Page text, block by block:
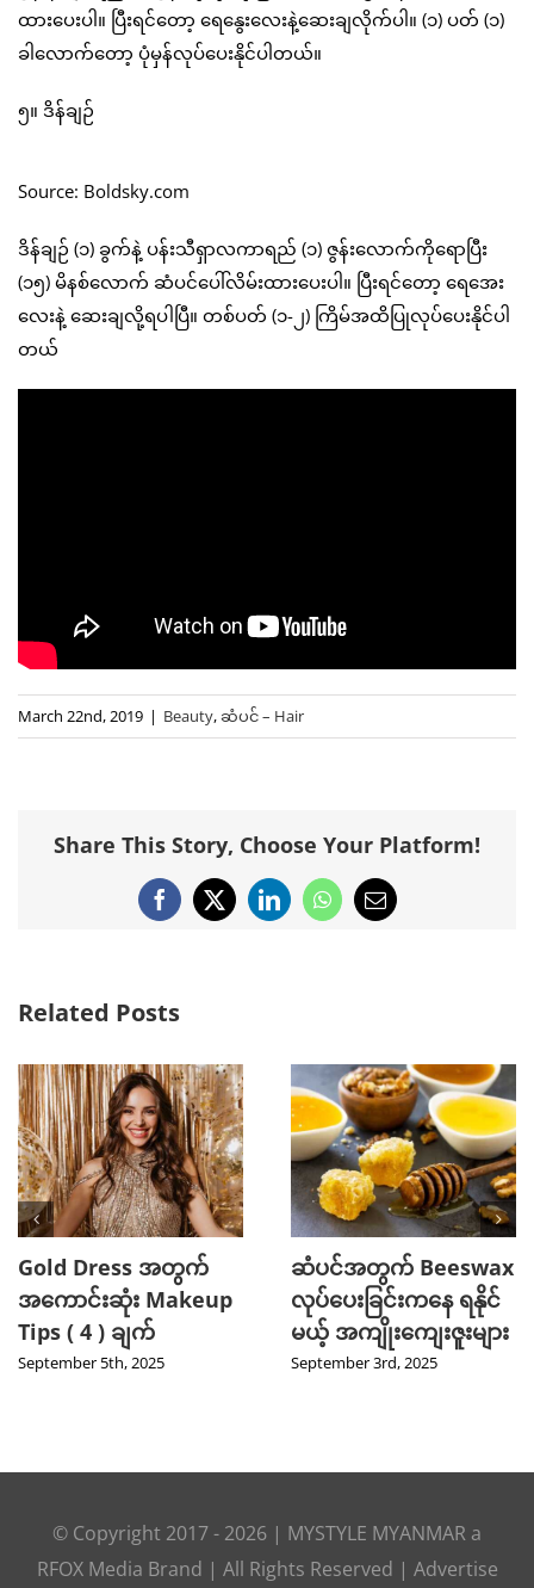
ထားပေးပါ။ ပြီးရင်တော့ ရေနွေးလေးနဲ့ဆေးချလိုက်ပါ။ (၁) ပတ် (၁)
ခါလောက်တော့ ပုံမှန်လုပ်ပေးနိုင်ပါတယ်။
၅။ ဒိန်ချဉ်
Source: Boldsky.com
ဒိန်ချဉ် (၁) ခွက်နဲ့ ပန်းသီရှာလကာရည် (၁) ဇွန်းလောက်ကိုရောပြီး
(၁၅) မိနစ်လောက် ဆံပင်ပေါ်လိမ်းထားပေးပါ။ ပြီးရင်တော့ ရေအေး
လေးနဲ့ ဆေးချလို့ရပါပြီ။ တစ်ပတ် (၁-၂) ကြိမ်အထိပြုလုပ်ပေးနိုင်ပါ
တယ်
March 22nd, 2019 | Beauty,ဆံပင် – Hair
Share This Story, Choose Your Platform!
Facebook
X LinkedInWhatsApp
Email
Related Posts
Gold Dress အတွက်
အကောင်းဆုံး Makeup
Tips ( 4 ) ချက်
September 5th, 2025
ဆံပင်အတွက် Beeswax
လုပ်ပေးခြင်းကနေ ရနိုင်
မယ့် အကျိုးကျေးဇူးများ
September 3rd, 2025
© Copyright 2017 - 2026 | MYSTYLE MYANMAR a
RFOX Media Brand | All Rights Reserved | Advertise